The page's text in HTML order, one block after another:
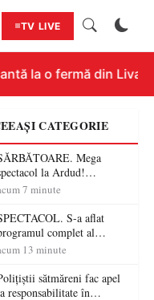
TV LIVE
la o fermă din
CATEGORIE
Mega
la Ardud!
VUNK și
7 minute
S-a aflat
complet al
Castanelor 2026!
Killa Fonic, Zdob și
și Fuego vin la Baia
13 minute
sătmăreni fac apel
responsabilitate în